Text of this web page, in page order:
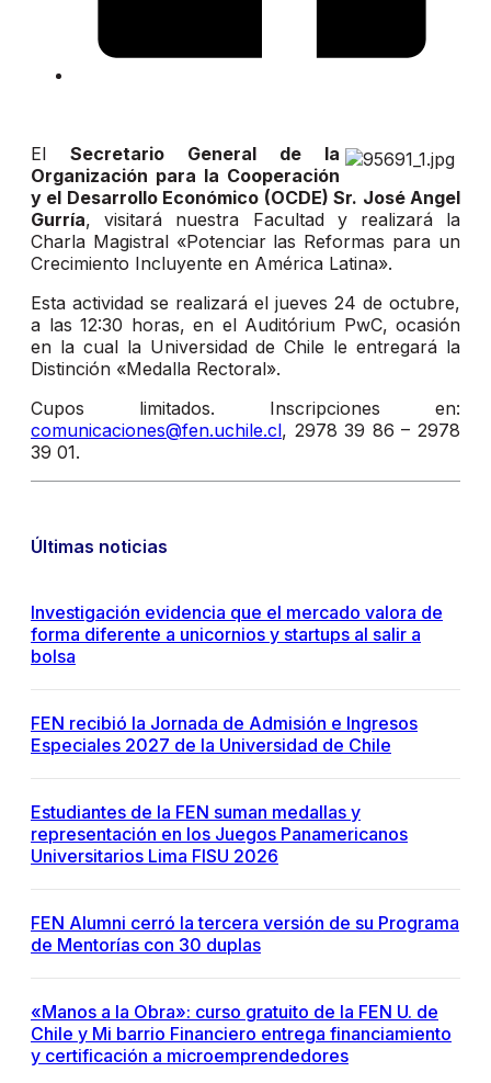
El Secretario General de la
Organización para la Cooperación
y el Desarrollo Económico (OCDE) Sr. José Angel
Gurría, visitará nuestra Facultad y realizará la
Charla Magistral «Potenciar las Reformas para un
Crecimiento Incluyente en América Latina».
Esta actividad se realizará el jueves 24 de octubre,
a las 12:30 horas, en el Auditórium PwC, ocasión
en la cual la Universidad de Chile le entregará la
Distinción «Medalla Rectoral».
Cupos limitados. Inscripciones en:
comunicaciones@fen.uchile.cl, 2978 39 86 – 2978
39 01.
Últimas noticias
Investigación evidencia que el mercado valora de
forma diferente a unicornios y startups al salir a
bolsa
FEN recibió la Jornada de Admisión e Ingresos
Especiales 2027 de la Universidad de Chile
Estudiantes de la FEN suman medallas y
representación en los Juegos Panamericanos
Universitarios Lima FISU 2026
FEN Alumni cerró la tercera versión de su Programa
de Mentorías con 30 duplas
«Manos a la Obra»: curso gratuito de la FEN U. de
Chile y Mi barrio Financiero entrega financiamiento
y certificación a microemprendedores